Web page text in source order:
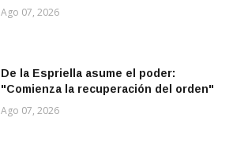
Ago 07, 2026
De la Espriella asume el poder:
"Comienza la recuperación del orden"
Ago 07, 2026